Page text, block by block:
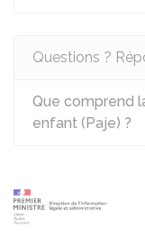
Questions ?
Que comprend
enfant (Paje) ?